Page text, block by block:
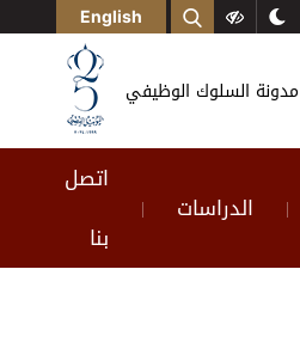
English
مدونة السلوك الوظيفي
| الدراسات |
اتصل
بنا